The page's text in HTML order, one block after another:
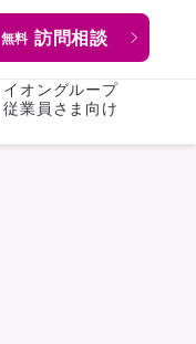
無料 訪問相談
イオングループ
従業員さま向け